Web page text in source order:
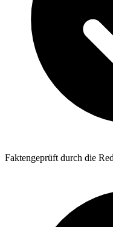
Faktengeprüft durch die